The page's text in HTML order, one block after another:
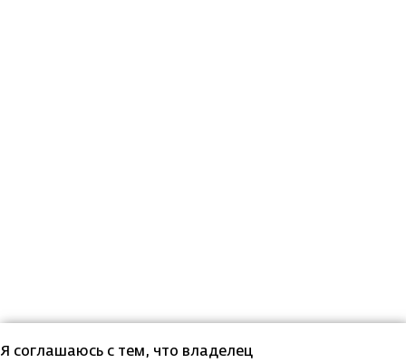
Я соглашаюсь с тем, что владелец